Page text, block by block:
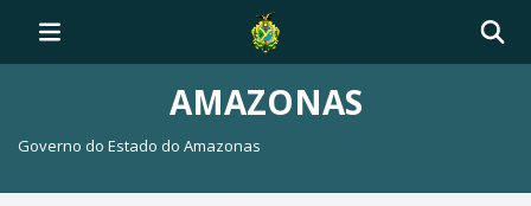
AMAZONAS
Governo do Estado do Amazonas